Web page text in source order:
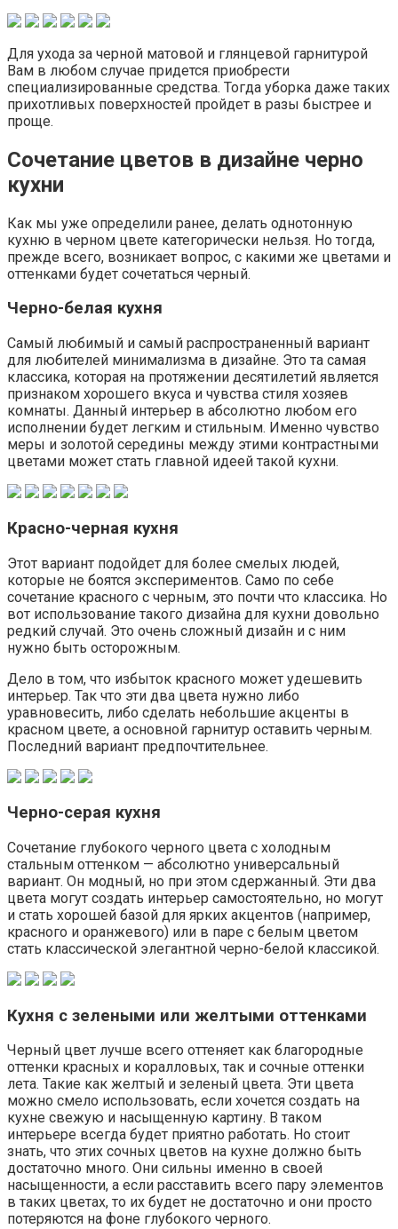
Для ухода за черной матовой и глянцевой гарнитурой
Вам в любом случае придется приобрести
специализированные средства. Тогда уборка даже таких
прихотливых поверхностей пройдет в разы быстрее и
проще.
Сочетание цветов в дизайне черно
кухни
Как мы уже определили ранее, делать однотонную
кухню в черном цвете категорически нельзя. Но тогда,
прежде всего, возникает вопрос, с какими же цветами и
оттенками будет сочетаться черный.
Черно-белая кухня
Самый любимый и самый распространенный вариант
для любителей минимализма в дизайне. Это та самая
классика, которая на протяжении десятилетий является
признаком хорошего вкуса и чувства стиля хозяев
комнаты. Данный интерьер в абсолютно любом его
исполнении будет легким и стильным. Именно чувство
меры и золотой середины между этими контрастными
цветами может стать главной идеей такой кухни.
Красно-черная кухня
Этот вариант подойдет для более смелых людей,
которые не боятся экспериментов. Само по себе
сочетание красного с черным, это почти что классика. Но
вот использование такого дизайна для кухни довольно
редкий случай. Это очень сложный дизайн и с ним
нужно быть осторожным.
Дело в том, что избыток красного может удешевить
интерьер. Так что эти два цвета нужно либо
уравновесить, либо сделать небольшие акценты в
красном цвете, а основной гарнитур оставить черным.
Последний вариант предпочтительнее.
Черно-серая кухня
Сочетание глубокого черного цвета с холодным
стальным оттенком — абсолютно универсальный
вариант. Он модный, но при этом сдержанный. Эти два
цвета могут создать интерьер самостоятельно, но могут
и стать хорошей базой для ярких акцентов (например,
красного и оранжевого) или в паре с белым цветом
стать классической элегантной черно-белой классикой.
Кухня с зелеными или желтыми оттенками
Черный цвет лучше всего оттеняет как благородные
оттенки красных и коралловых, так и сочные оттенки
лета. Такие как желтый и зеленый цвета. Эти цвета
можно смело использовать, если хочется создать на
кухне свежую и насыщенную картину. В таком
интерьере всегда будет приятно работать. Но стоит
знать, что этих сочных цветов на кухне должно быть
достаточно много. Они сильны именно в своей
насыщенности, а если расставить всего пару элементов
в таких цветах, то их будет не достаточно и они просто
потеряются на фоне глубокого черного.